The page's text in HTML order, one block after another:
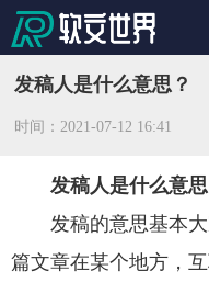
发稿人是什么意思？
时间：2021-07-12 16:41
发稿人是什么意思
发稿的意思基本大
篇文章在某个地方，